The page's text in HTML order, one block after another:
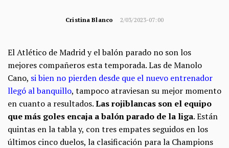
Cristina Blanco 2/03/2023-07:00
El Atlético de Madrid y el balón parado no son los
mejores compañeros esta temporada. Las de Manolo
Cano, si bien no pierden desde que el nuevo entrenador
llegó al banquillo, tampoco atraviesan su mejor momento
en cuanto a resultados.Las rojiblancas son el equipo
que más goles encaja a balón parado de la liga. Están
quintas en la tabla y, con tres empates seguidos en los
últimos cinco duelos, la clasificación para la Champions